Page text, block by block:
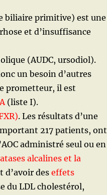
biliaire primitive) est une
et d’insuffisance
(AUDC, ursodiol).
un besoin d’autres
prometteur, il est
(liste I).
. Les résultats d’une
217 patients, ont
administré seul ou en
alcalines et la
d’avoir deseffets
du LDL cholestérol,